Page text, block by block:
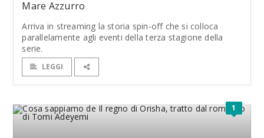
Mare Azzurro
Arriva in streaming la storia spin-off che si colloca
parallelamente agli eventi della terza stagione della
serie.
LEGGI
1